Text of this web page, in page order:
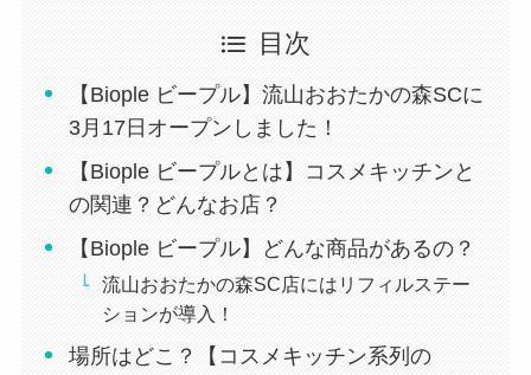
目次
【Biople ビープル】流山おおたかの森SCに
3月17日オープンしました！
【Biople ビープルとは】コスメキッチンと
の関連？どんなお店？
【Biople ビープル】どんな商品があるの？
流山おおたかの森SC店にはリフィルステー
ションが導入！
場所はどこ？【コスメキッチン系列の